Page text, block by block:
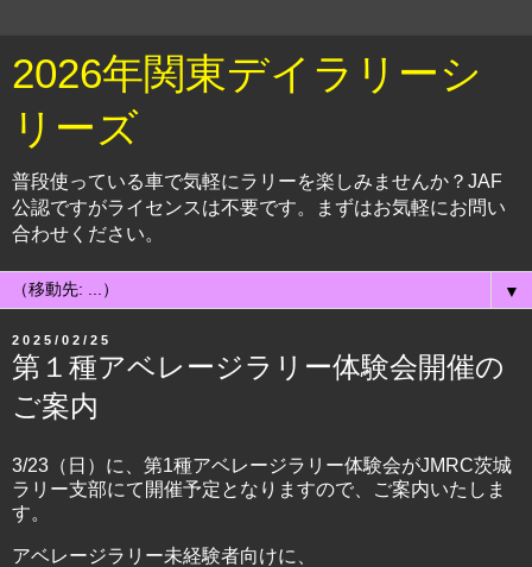
2026年関東デイラリーシ
リーズ
普段使っている車で気軽にラリーを楽しみませんか？JAF
公認ですがライセンスは不要です。まずはお気軽にお問い
合わせください。
▼
2025/02/25
第１種アベレージラリー体験会開催の
ご案内
3/23（日）に、第1種アベレージラリー体験会がJMRC茨城
ラリー支部にて開催予定となりますので、ご案内いたしま
す。
アベレージラリー未経験者向けに、